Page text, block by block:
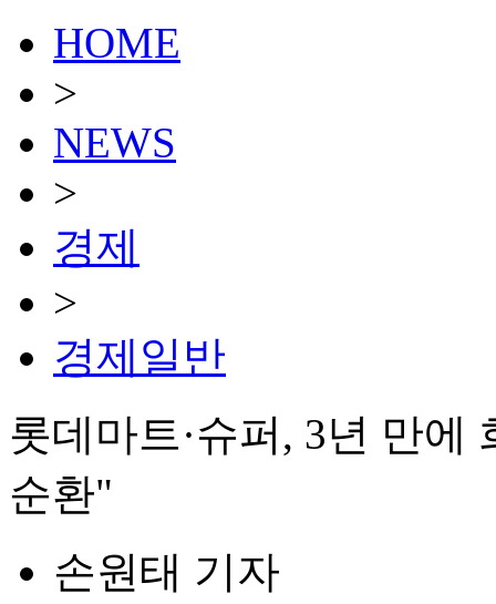
HOME
>
NEWS
>
경제
>
경제일반
롯데마트·슈퍼, 3년 만
순환"
손원태 기자